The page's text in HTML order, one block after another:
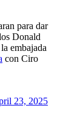
para dar
Donald
embajada
con Ciro
23, 2025